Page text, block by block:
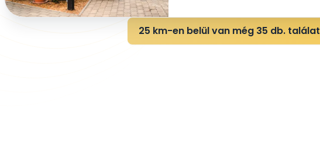
25 km-en belül van még 35 db. találat